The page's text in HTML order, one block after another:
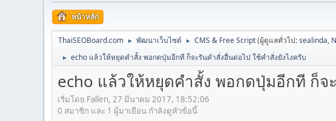
หน้าหลัก
ThaiSEOBoard.com ► พัฒนาเว็บไซต์ ► CMS & Free Script(ผู้ดูแลทั่วไป:sealinda,
► echo แล้วให้หยุดคำสั้ง พอกดปุ่มอีกที ก็จะรันคำสั่งอื่นต่อไป ใช้คำสั่งยังไงครับ
echo แล้วให้หยุดคำสั้ง พอกดปุ่มอีกที ก็จ
เริ่มโดย Fallen, 27 มีนาคม 2017, 18:52:06
0 สมาชิก และ 1 ผู้มาเยือน กำลังดูหัวข้อนี้